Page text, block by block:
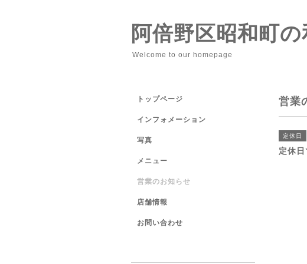
阿倍野区昭和町
Welcome to our homepage
営業
定休日
定休日
トップページ
インフォメーション
写真
メニュー
営業のお知らせ
店舗情報
お問い合わせ